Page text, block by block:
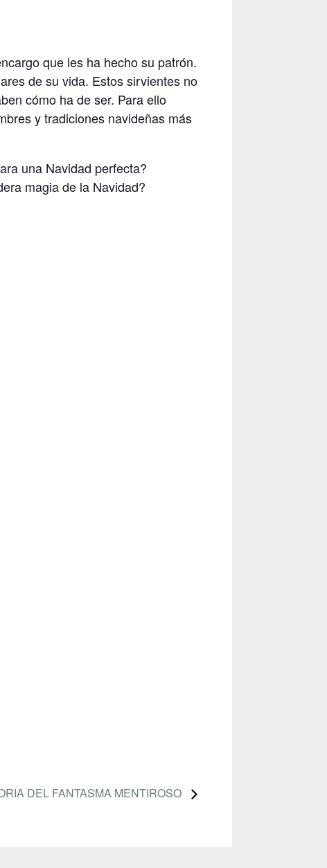
que les ha hecho su patrón.
de su vida. Estos sirvientes no
cómo ha de ser. Para ello
y tradiciones navideñas más
una Navidad perfecta?
magia de la Navidad?
DEL FANTASMA MENTIROSO